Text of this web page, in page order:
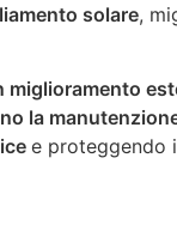
solare,
miglioramento
la
e proteggendo